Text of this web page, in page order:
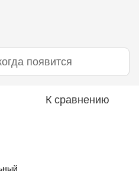
появится
К сравнению